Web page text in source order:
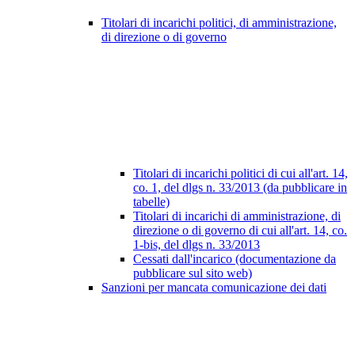
Titolari di incarichi politici, di amministrazione,
di direzione o di governo
Titolari di incarichi politici di cui all'art. 14,
co. 1, del dlgs n. 33/2013 (da pubblicare in
tabelle)
Titolari di incarichi di amministrazione, di
direzione o di governo di cui all'art. 14, co.
1-bis, del dlgs n. 33/2013
Cessati dall'incarico (documentazione da
pubblicare sul sito web)
Sanzioni per mancata comunicazione dei dati